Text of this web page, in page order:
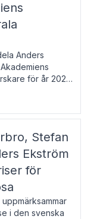
Anders
för år 2026.
mottagare.
Stefan
Ekström
för
i den svenska